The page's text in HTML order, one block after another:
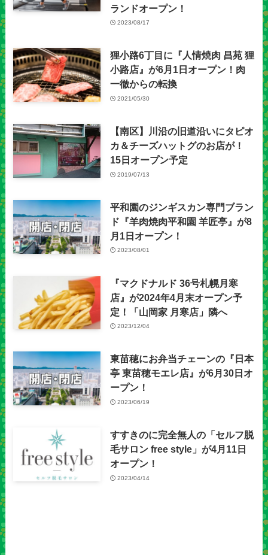
ランドオープン！
2023/08/17
狸小路6丁目に『人情焼肉 昌苑 狸
小路店』が6月1日オープン！肉
一徹からの転換
2021/05/30
【南区】川沿の旧道沿いにタピオ
カ＆チーズハットグのお店が！
15日オープン予定
2019/07/13
平和園のジンギスカン専門ブラン
ド『羊肉焼肉平和園 羊匠亭』が8
月1日オープン！
2023/08/01
『マクドナルド 36号札幌月寒
店』が2024年4月末オープン予
定！「山岡家 月寒店」隣へ
2023/12/04
東苗穂にお弁当チェーンの『日本
亭 東苗穂モエレ店』が6月30日オ
ープン！
2023/06/19
すすきのに完全無人の「セルフ脱
毛サロン free style」が4月11日
オープン！
2023/04/14